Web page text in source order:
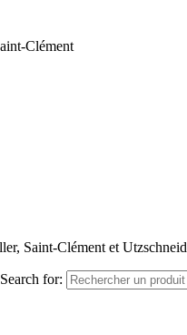
Clément
Saint-Clément et
Search for: